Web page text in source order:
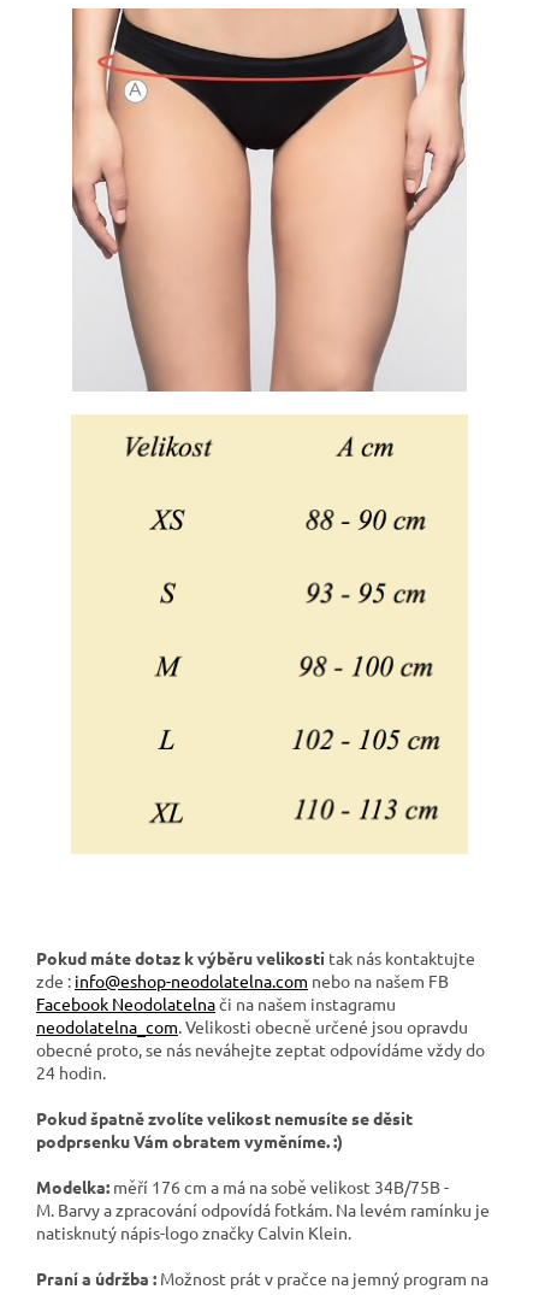
Pokud máte dotaz k výběru velikosti tak nás kontaktujte
zde : info@eshop-neodolatelna.com nebo na našem FB
Facebook Neodolatelnači na našem instagramu
neodolatelna_com. Velikosti obecně určené jsou opravdu
obecné proto, se nás neváhejte zeptat odpovídáme vždy do
24 hodin.
Pokud špatně zvolíte velikost nemusíte se děsit
podprsenku Vám obratem vyměníme. :)
Modelka: měří 176 cm a má na sobě velikost 34B/75B -
M. Barvy a zpracování odpovídá fotkám. Na levém ramínku je
natisknutý nápis-logo značky Calvin Klein.
Praní a údržba : Možnost prát v pračce na jemný program na